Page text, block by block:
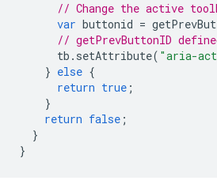
// Change the active
var buttonid =
// getPrevButtonID
tb . setAttribute( "aria-
} else {
return true ;
}
return false ;
}
}